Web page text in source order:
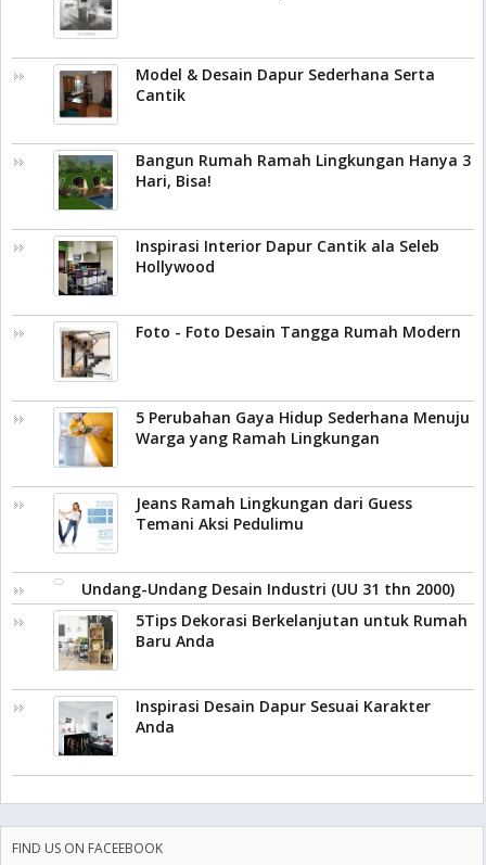
Model & Desain Dapur Sederhana Serta
Cantik
Bangun Rumah Ramah Lingkungan Hanya 3
Hari, Bisa!
Inspirasi Interior Dapur Cantik ala Seleb
Hollywood
Foto - Foto Desain Tangga Rumah Modern
5 Perubahan Gaya Hidup Sederhana Menuju
Warga yang Ramah Lingkungan
Jeans Ramah Lingkungan dari Guess
Temani Aksi Pedulimu
Undang-Undang Desain Industri (UU 31 thn 2000)
5Tips Dekorasi Berkelanjutan untuk Rumah
Baru Anda
Inspirasi Desain Dapur Sesuai Karakter
Anda
FIND US ON FACEEBOOK